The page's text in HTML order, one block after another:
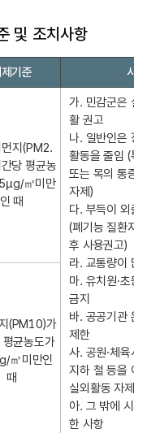
및 조치사항
기준 시
지(PM2.
당 평균농
㎥미만
인 때
가. 민감군은 실
활 권고
나. 일반인은 장
활동을 줄임 (특
또는 목의 통증
자제)
다. 부득이 외출
(폐기능 질환자
후 사용권고)
라. 교통량이 많
마. 유치원·초
금지
바. 공공기관 운
제한
사. 공원·체육시
지하 철 등을 이
실외활동 자제
아. 그 밖에 시
한 사항
(PM10)가
균농도가
㎥미만인
때